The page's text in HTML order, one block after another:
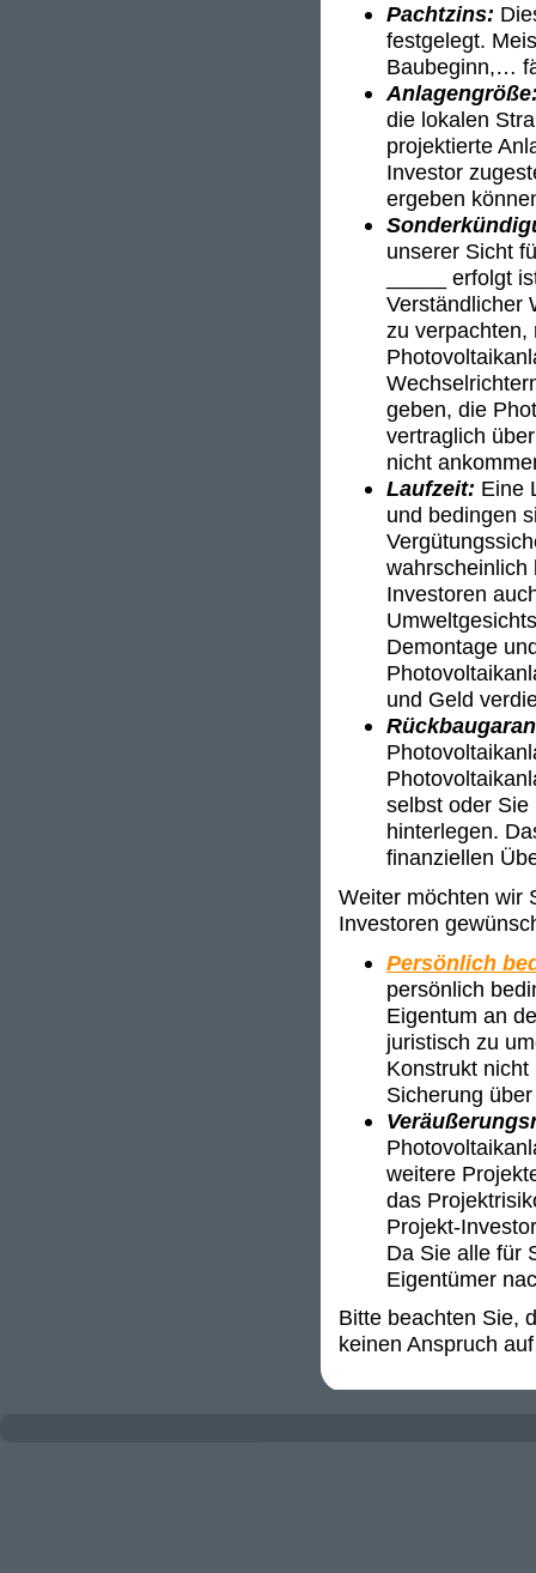
Pachtzins:
festgelegt.
Baubeginn,…
die lokalen
projektierte
Investor
ergeben
unserer Sicht
_____ erfolgt
Verständlicher
zu verpachten,
geben, die
vertraglich
nicht
Laufzeit: Eine
und bedingen
wahrscheinlich
Investoren
Demontage
und Geld
selbst oder Sie
hinterlegen.
finanziellen
Weiter möchten wir
Investoren
Persönlich
persönlich
Eigentum an
juristisch zu
Konstrukt
Sicherung
weitere
das
Projekt-
Da Sie alle für
Eigentümer
Bitte beachten Sie,
keinen Anspruch